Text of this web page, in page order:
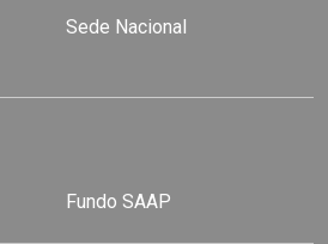
Sede Nacional
Fundo SAAP